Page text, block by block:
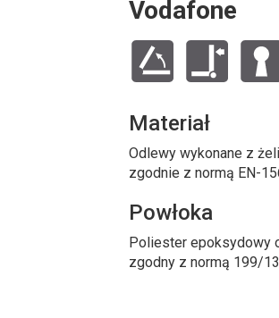
Vodafone
Materiał
Odlewy wykonane z
zgodnie z normą EN-
Powłoka
Poliester epoksydowy
zgodny z normą 199/